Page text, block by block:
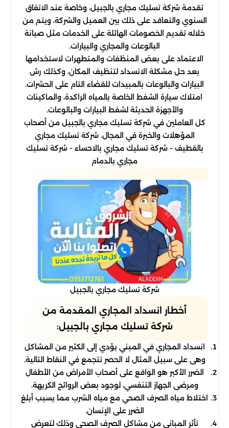
تقدمة شركة تسليك مجاري بالجبيل، وخاصة عند الاتفاق
السنوي والتعاقد على ذلك بين العميل والشركة، ويتم من
خلاله تقديم الخصومات الهائلة على الخدمات مثل صيانة
البالوعات والمجاري والبيارات.
الاعتماد على بعض المنظفات والمتطهرات لاستخدامها
بعد حل مشكلة الانسداد لتنظيف المكان، وكذلك رش
البيارات والبالوعات بالمبيدات للقضاء التام على الحشرات.
امتلاك سيارة الشفط الخاصة بالمياه الراكدة، والماكينات
والأجهزة الحديثة لشفط البيارات والبالوعات.
كل العاملين في شركة تسليك مجاري بالجبيل من أصحاب
المؤهلات والخبرة في المجال. شركة تسليك مجاري
بالقطيف – شركة تسليك مجاري بالاحساء – شركة تسليك
مجاري بالدمام
شركة تسليك مجاري بالجبيل
أخطار انسداد المجاري المقدمة من
شركة تسليك مجاري بالجبيل:
انسداد المجاري في المبني يؤدي إلى الكثير من المشاكل
وهى على سبيل المثال لا الحصر تتجمع في النقاط التالية.
الضرر الأكبر هو الواقع على أصحاب الأمراض من الأطفال
ومرضى الجهاز التنفسي، لوجود بعض الروائح الكريهة.
اختلاط مياه الصرف الصحي مع مياه الشرب مما يسبب أبلغ
الضرر على الإنسان.
تأثر المباني من مشاكل الصرف الصحي وذلك لتعرض